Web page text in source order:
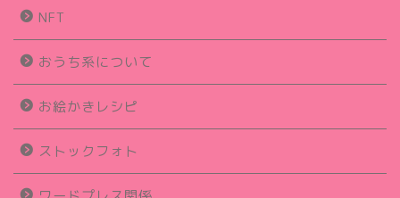
NFT
おうち系について
お絵かきレシピ
ストックフォト